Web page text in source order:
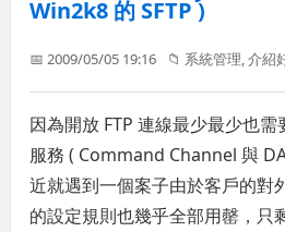
Win2k8 的 SFTP )
📅 2009/05/05 19:16 📁 系統管理 ,介紹
因為開放 FTP 連線最少最少也
服務 ( Command Channel 與
近就遇到一個案子由於客戶的對
的設定規則也幾乎全部用罄，只